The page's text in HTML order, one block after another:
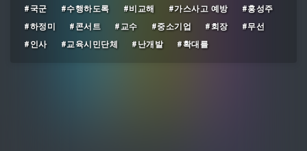
#국군
#수행하도록 #비교해 #가스사고 예방
#홍성주
#하정미
#콘서트 #교수 #중소기업 #회장
#무선
#인사
#교육시민단체 #난개발 #확대를